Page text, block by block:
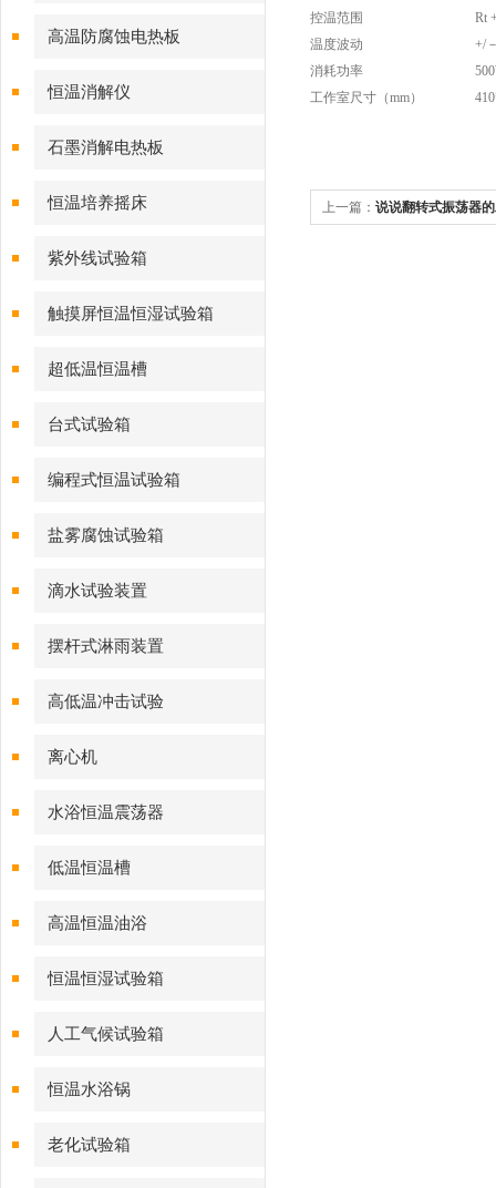
高温防腐蚀电热板
恒温消解仪
石墨消解电热板
恒温培养摇床
紫外线试验箱
触摸屏恒温恒湿试验箱
超低温恒温槽
台式试验箱
编程式恒温试验箱
盐雾腐蚀试验箱
滴水试验装置
摆杆式淋雨装置
高低温冲击试验
离心机
水浴恒温震荡器
低温恒温槽
高温恒温油浴
恒温恒湿试验箱
人工气候试验箱
恒温水浴锅
老化试验箱
控温范围
Rt
温度波动
+/
消耗功率
工作室尺寸（mm）
上一篇： 说说翻转式振荡器